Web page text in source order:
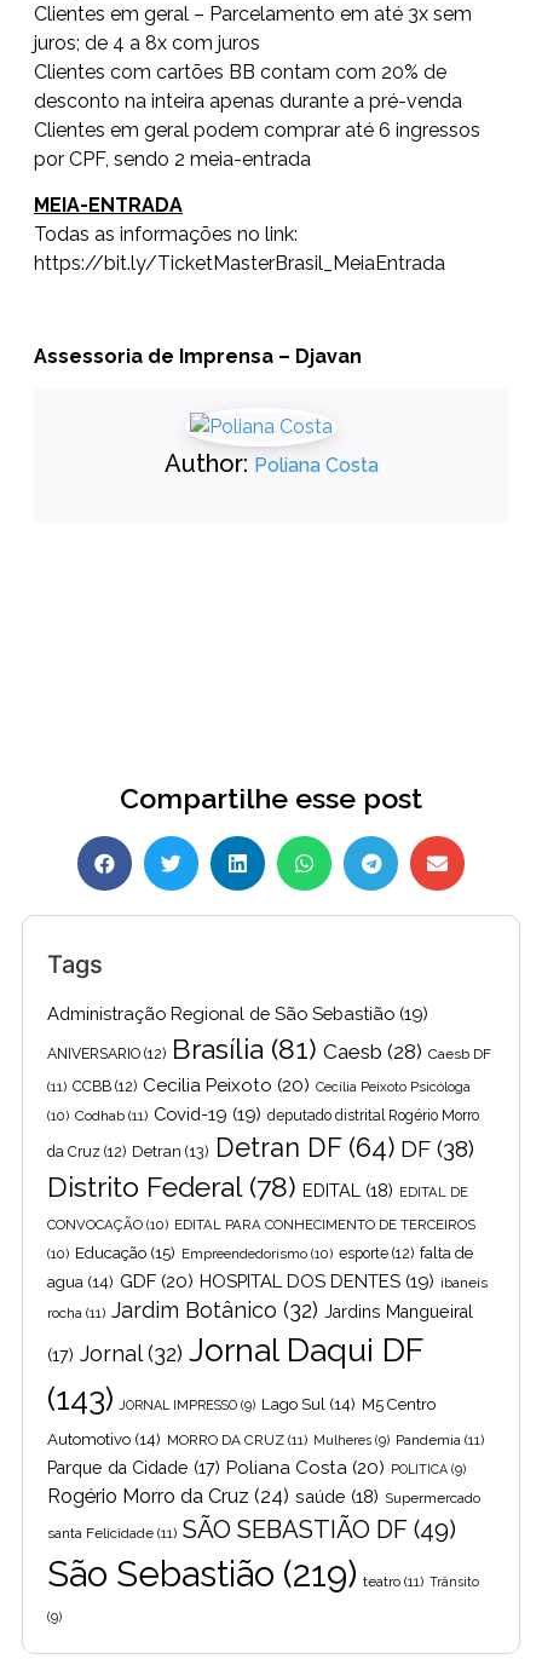
Clientes em geral – Parcelamento em até 3x sem
juros; de 4 a 8x com juros
Clientes com cartões BB contam com 20% de
desconto na inteira apenas durante a pré-venda
Clientes em geral podem comprar até 6 ingressos
por CPF, sendo 2 meia-entrada
MEIA-ENTRADA
Todas as informações no link:
https://bit.ly/TicketMasterBrasil_MeiaEntrada
Assessoria de Imprensa – Djavan
Author: Poliana Costa
Compartilhe esse post
Tags
Administração Regional de São Sebastião (19)
ANIVERSARIO (12) Brasília (81) Caesb (28) Caesb DF
(11) CCBB (12) Cecilia Peixoto (20) Cecília Peixoto Psicóloga
(10) Codhab (11) Covid-19 (19) deputado distrital Rogério Morro
da Cruz (12) Detran (13) Detran DF(64) DF (38)
Distrito Federal(78) EDITAL (18) EDITAL DE
CONVOCAÇÃO (10) EDITAL PARA CONHECIMENTO DE TERCEIROS
(10) Educação (15) Empreendedorismo (10) esporte (12) falta de
agua (14) GDF (20) HOSPITAL DOS DENTES (19) ibaneis
rocha (11) Jardim Botânico (32) Jardins Mangueiral
(17) Jornal(32) Jornal Daqui DF
(143)
JORNAL IMPRESSO (9) Lago Sul (14) M5 Centro
Automotivo (14) MORRO DA CRUZ (11) Mulheres (9) Pandemia (11)
Parque da Cidade (17) Poliana Costa (20) POLITICA (9)
Rogério Morro da Cruz (24) saúde (18) Supermercado
santa Felicidade (11) SÃO SEBASTIÃO DF (49)
São Sebastião (219) teatro (11) Trânsito
(9)